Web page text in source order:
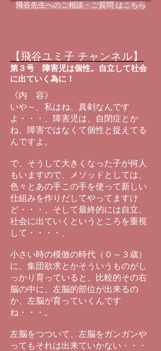
飛谷先生へのご相談・ご質問 はこちら
【飛谷ユミ子 チャンネル】
第３号
障害児は個性。自立して社会
に出ていく為に！
《内 容》
いや～、私はね、真剣なんです
よ・・・、障害児は、自閉症とか
ね、障害ではなくて個性と捉えてる
んですよ。
で、そうして大きくなった子が何人
もいますので、メソッドとしては、
色々とあの手この手を使って新しい
仕組みを作りだしてやってますけ
ど・・・、そして最終的には自立、
社会に出ていくというところを重視
して・・・・、
小さい時の模倣の時代（０～３歳）
に、集団欲求とかそういうものがし
っかり育っていると、比較的その右
脳の中に、左脳的部位が出来るの
か、左脳が育っていくんです
ね・・・。
左脳をつついて、左脳をガンガンや
ってもそれは出来ていかない・・・